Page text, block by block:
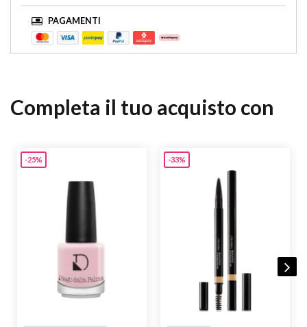
PAGAMENTI
Completa il tuo acquisto con
-25% -33%